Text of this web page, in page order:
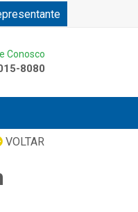
Conosco
8080
VOLTAR